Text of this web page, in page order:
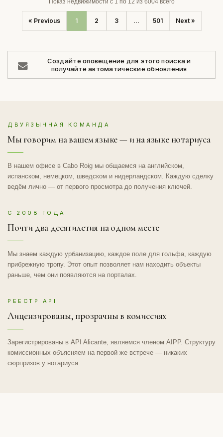
« Previous 1 2 3 ... 501 Next »
Создайте оповещение для этого поиска и
получайте автоматические обновления
ДВУЯЗЫЧНАЯ КОМАНДА
Мы говорим на вашем языке — и на языке нотариуса
В нашем офисе в Cabo Roig мы общаемся на английском,
испанском, немецком, шведском и нидерландском. Каждую сделку
ведём лично — от первого просмотра до получения ключей.
С 2008 ГОДА
Почти два десятилетия на одном месте
Мы знаем каждую урбанизацию, каждое поле для гольфа, каждую
прибрежную тропу. Этот опыт позволяет нам находить объекты
раньше, чем они появляются на порталах.
РЕЕСТР API
Лицензированы, прозрачны в комиссиях
Зарегистрированы в API Alicante, являемся членом AIPP. Структуру
комиссионных объясняем на первой же встрече — никаких
сюрпризов у нотариуса.